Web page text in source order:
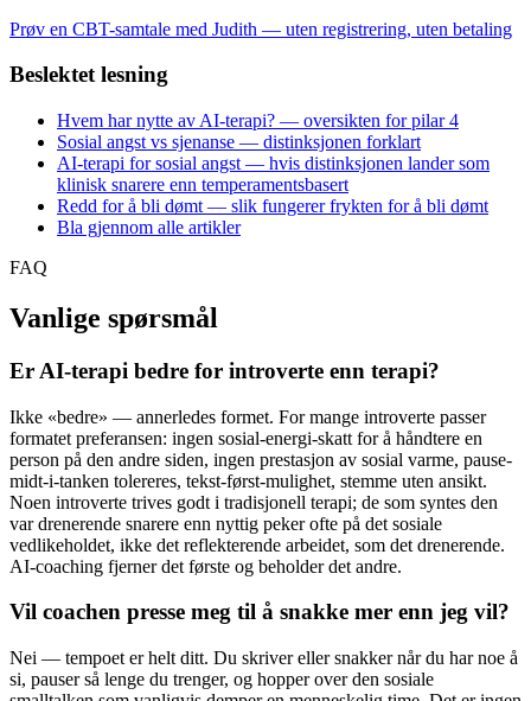
Prøv en CBT-samtale med Judith — uten registrering, uten betaling
Beslektet lesning
Hvem har nytte av AI-terapi? — oversikten for pilar 4
Sosial angst vs sjenanse — distinksjonen forklart
AI-terapi for sosial angst — hvis distinksjonen lander som
klinisk snarere enn temperamentsbasert
Redd for å bli dømt — slik fungerer frykten for å bli dømt
Bla gjennom alle artikler
FAQ
Vanlige spørsmål
Er AI-terapi bedre for introverte enn terapi?
Ikke «bedre» — annerledes formet. For mange introverte passer
formatet preferansen: ingen sosial-energi-skatt for å håndtere en
person på den andre siden, ingen prestasjon av sosial varme, pause-
midt-i-tanken tolereres, tekst-først-mulighet, stemme uten ansikt.
Noen introverte trives godt i tradisjonell terapi; de som syntes den
var drenerende snarere enn nyttig peker ofte på det sosiale
vedlikeholdet, ikke det reflekterende arbeidet, som det drenerende.
AI-coaching fjerner det første og beholder det andre.
Vil coachen presse meg til å snakke mer enn jeg vil?
Nei — tempoet er helt ditt. Du skriver eller snakker når du har noe å
si, pauser så lenge du trenger, og hopper over den sosiale